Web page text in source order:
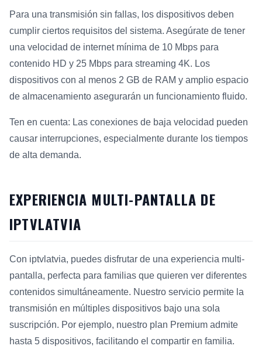
Para una transmisión sin fallas, los dispositivos deben
cumplir ciertos requisitos del sistema. Asegúrate de tener
una velocidad de internet mínima de 10 Mbps para
contenido HD y 25 Mbps para streaming 4K. Los
dispositivos con al menos 2 GB de RAM y amplio espacio
de almacenamiento asegurarán un funcionamiento fluido.
Ten en cuenta: Las conexiones de baja velocidad pueden
causar interrupciones, especialmente durante los tiempos
de alta demanda.
EXPERIENCIA MULTI-PANTALLA DE
IPTVLATVIA
Con iptvlatvia, puedes disfrutar de una experiencia multi-
pantalla, perfecta para familias que quieren ver diferentes
contenidos simultáneamente. Nuestro servicio permite la
transmisión en múltiples dispositivos bajo una sola
suscripción. Por ejemplo, nuestro plan Premium admite
hasta 5 dispositivos, facilitando el compartir en familia.